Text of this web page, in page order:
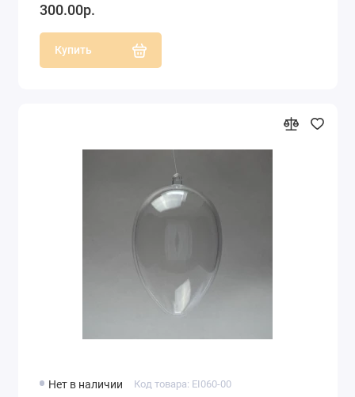
300.00р.
Купить
Нет в наличии Код товара: EI060-00